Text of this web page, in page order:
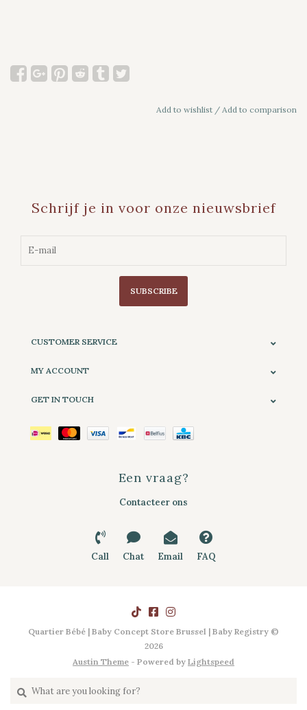
Add to wishlist / Add to comparison
Schrijf je in voor onze nieuwsbrief
SUBSCRIBE
CUSTOMER SERVICE
MY ACCOUNT
GET IN TOUCH
Een vraag?
Contacteer ons
Call Chat Email FAQ
Quartier Bébé | Baby Concept Store Brussel | Baby Registry ©
2026
Austin Theme - Powered by Lightspeed